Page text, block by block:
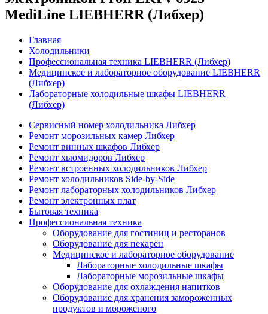
MediLine LIEBHERR (Либхер)
Главная
Холодильники
Профессиональная техника LIEBHERR (Либхер)
Медицинское и лабораторное оборудование LIEBHERR
(Либхер)
Лабораторные холодильные шкафы LIEBHERR
(Либхер)
Сервисный номер холодильника Либхер
Ремонт морозильных камер Либхер
Ремонт винных шкафов Либхер
Ремонт хьюмидоров Либхер
Ремонт встроенных холодильников Либхер
Ремонт холодильников Side-by-Side
Ремонт лабораторных холодильников Либхер
Ремонт электронных плат
Бытовая техника
Профессиональная техника
Оборудование для гостиниц и ресторанов
Оборудование для пекарен
Медицинское и лабораторное оборудование
Лабораторные холодильные шкафы
Лабораторные морозильные шкафы
Оборудование для охлаждения напитков
Оборудование для хранения замороженных
продуктов и мороженого